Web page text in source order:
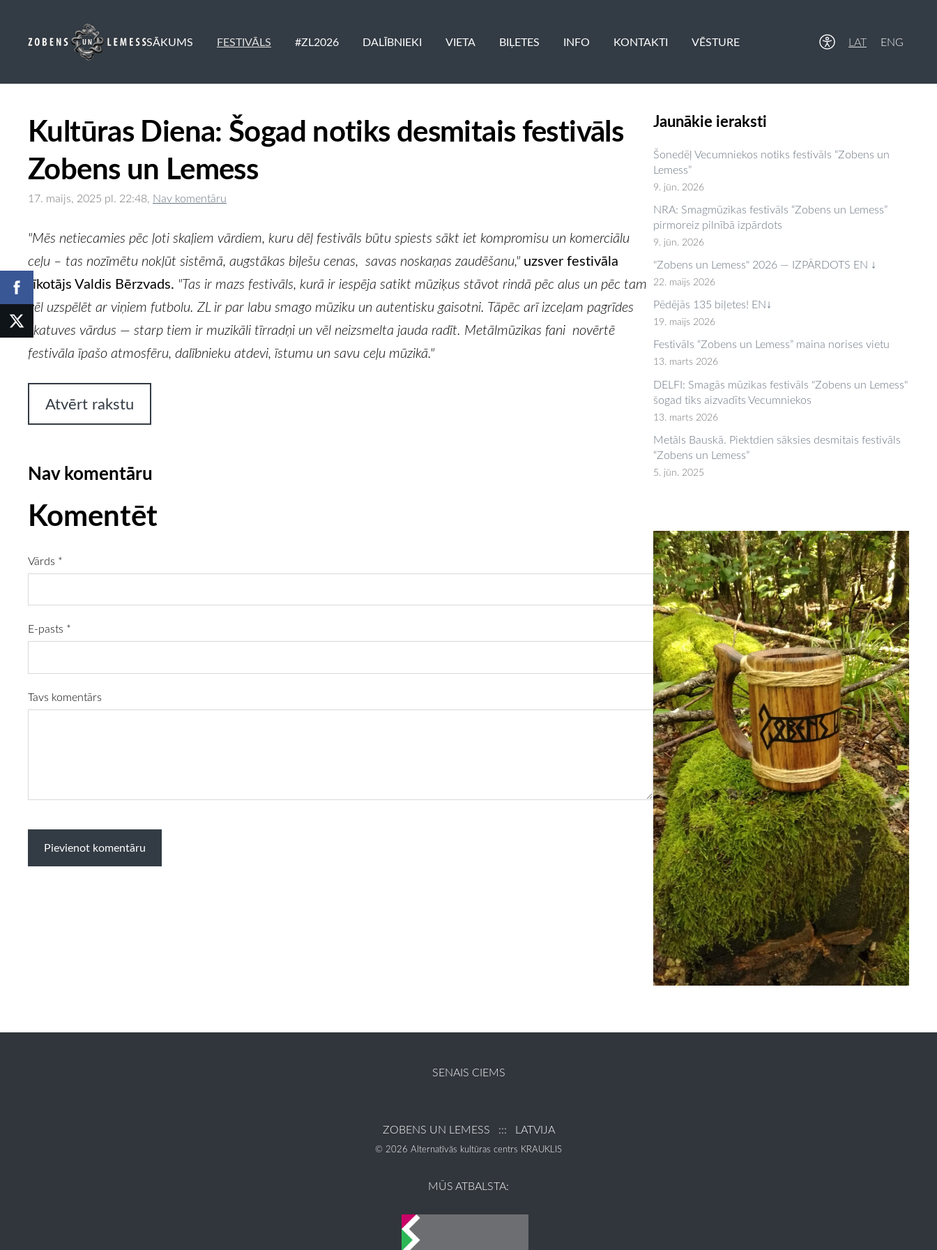
SĀKUMS FESTIVĀLS #ZL2026 DALĪBNIEKI VIETA BIĻETES INFO KONTAKTI VĒSTURE LAT ENG
Jaunākie ieraksti
Šonedēļ Vecumniekos notiks festivāls “Zobens un
Lemess”
9. jūn. 2026
NRA: Smagmūzikas festivāls “Zobens un Lemess”
pirmoreiz pilnībā izpārdots
9. jūn. 2026
"Zobens un Lemess" 2026 — IZPĀRDOTS EN ↓
22. maijs 2026
Pēdējās 135 biļetes! EN↓
19. maijs 2026
Festivāls “Zobens un Lemess” maina norises vietu
13. marts 2026
DELFI: Smagās mūzikas festivāls "Zobens un Lemess"
šogad tiks aizvadīts Vecumniekos
13. marts 2026
Metāls Bauskā. Piektdien sāksies desmitais festivāls
“Zobens un Lemess”
5. jūn. 2025
Kultūras Diena: Šogad notiks desmitais festivāls
Zobens un Lemess
17. maijs, 2025 pl. 22:48, Nav komentāru
"Mēs netiecamies pēc ļoti skaļiem vārdiem, kuru dēļ festivāls būtu spiests sākt iet kompromisu un komerciālu
ceļu – tas nozīmētu nokļūt sistēmā, augstākas biļešu cenas, savas noskaņas zaudēšanu," uzsver festivāla
rīkotājs Valdis Bērzvads. "Tas ir mazs festivāls, kurā ir iespēja satikt mūziķus stāvot rindā pēc alus un pēc tam
vēl uzspēlēt ar viņiem futbolu. ZL ir par labu smago mūziku un autentisku gaisotni. Tāpēc arī izceļam pagrīdes
skatuves vārdus — starp tiem ir muzikāli tīrradņi un vēl neizsmelta jauda radīt. Metālmūzikas fani novērtē
festivāla īpašo atmosfēru, dalībnieku atdevi, īstumu un savu ceļu mūzikā."
Atvērt rakstu
Nav komentāru
Komentēt
Vārds *
E-pasts *
Tavs komentārs
SENAIS CIEMS
ZOBENS UN LEMESS ::: LATVIJA
© 2026 Alternatīvās kultūras centrs KRAUKLIS
MŪS ATBALSTA: